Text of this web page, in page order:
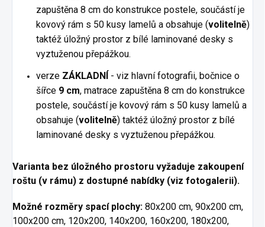
zapuštěna 8 cm do konstrukce postele, součástí je
kovový rám s 50 kusy lamelů a obsahuje (volitelně)
taktéž úložný prostor z bílé laminované desky s
vyztuženou přepážkou.
verze ZÁKLADNÍ - viz hlavní fotografii, bočnice o
šířce 9 cm, matrace zapuštěna 8 cm do konstrukce
postele, součástí je kovový rám s 50 kusy lamelů a
obsahuje (volitelně) taktéž úložný prostor z bílé
laminované desky s vyztuženou přepážkou.
Varianta bez úložného prostoru vyžaduje zakoupení
roštu (v rámu) z dostupné nabídky (viz fotogalerii).
Možné rozměry spací plochy: 80x200 cm, 90x200 cm,
100x200 cm, 120x200, 140x200, 160x200, 180x200,